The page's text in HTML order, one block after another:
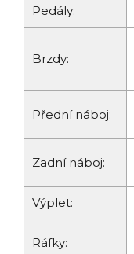
Pedály:
Brzdy:
Přední náboj:
Zadní náboj:
Výplet:
Ráfky: